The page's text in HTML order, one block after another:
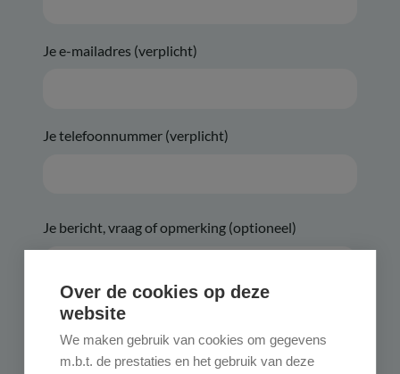
Over de cookies op deze
website
We maken gebruik van cookies om gegevens
m.b.t. de prestaties en het gebruik van deze
Je e-mailadres (verplicht)
Je telefoonnummer (verplicht)
Je bericht, vraag of opmerking (optioneel)